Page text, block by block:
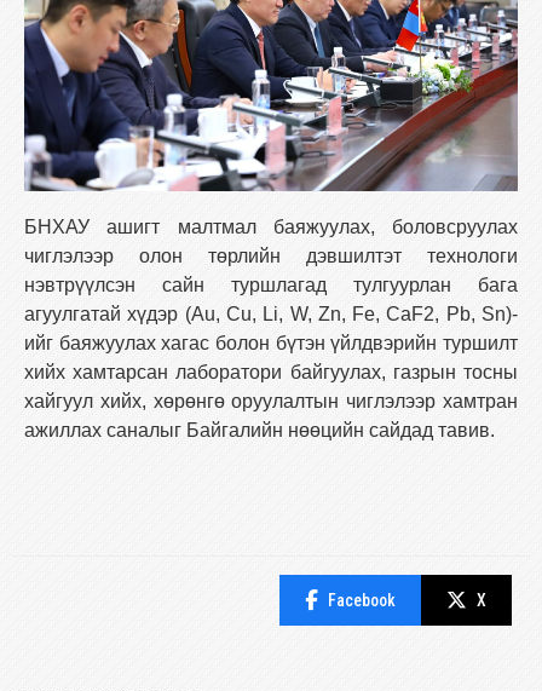
БНХАУ ашигт малтмал баяжуулах, боловсруулах
чиглэлээр олон төрлийн дэвшилтэт технологи
нэвтрүүлсэн сайн туршлагад тулгуурлан бага
агуулгатай хүдэр (Au, Cu, Li, W, Zn, Fe, CaF2, Pb, Sn)-
ийг баяжуулах хагас болон бүтэн үйлдвэрийн туршилт
хийх хамтарсан лаборатори байгуулах, газрын тосны
хайгуул хийх, хөрөнгө оруулалтын чиглэлээр хамтран
ажиллах саналыг Байгалийн нөөцийн сайдад тавив.
Facebook X